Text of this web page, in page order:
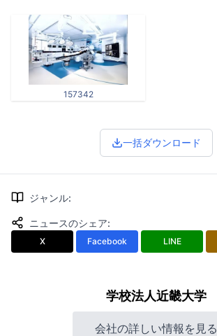
157342
一括ダウンロード
ジャンル:
ニュースのシェア:
X Facebook LINE
学校法人近畿大学
会社の詳しい情報を見る